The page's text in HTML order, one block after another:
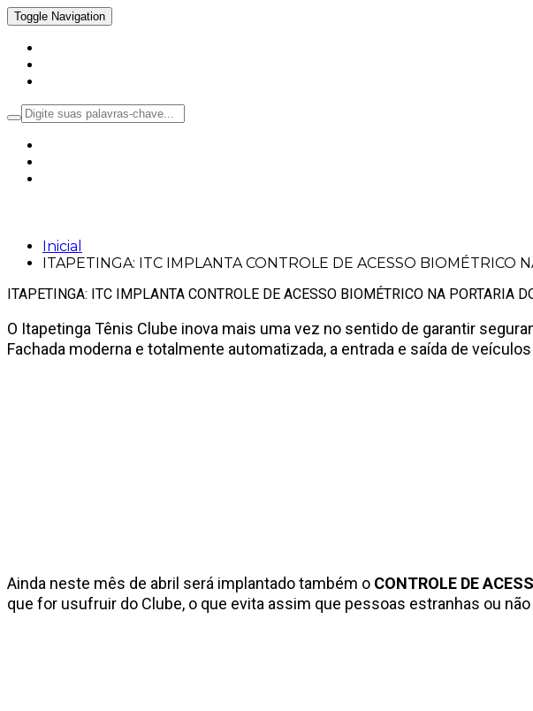
Toggle Navigation
Inicial
ITAPETINGA: ITC IMPLANTA CONTROLE DE ACESSO BIOMÉTRICO
ITAPETINGA: ITC IMPLANTA CONTROLE DE ACESSO BIOMÉTRICO NA PORTARIA
O Itapetinga Tênis Clube inova mais uma vez no sentido de garantir
Fachada moderna e totalmente automatizada, a entrada e saída de
Ainda neste mês de abril será implantado também o CONTROLE DE
que for usufruir do Clube, o que evita assim que pessoas estranhas ou